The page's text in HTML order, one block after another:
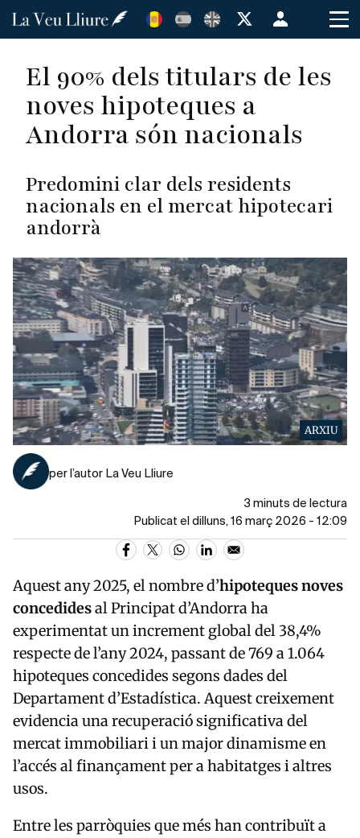
Vés
Menú
de
cuenta
de
El 90% dels titulars de les
noves hipoteques a
Andorra són nacionals
Predomini clar dels residents
nacionals en el mercat hipotecari
andorrà
ARXIU
per l’autor La Veu Lliure
3 minuts de lectura
Publicat el dilluns, 16 març 2026 - 12:09
Aquest any 2025, el nombre d’hipoteques noves
concedidesal Principat d’Andorra ha
experimentat un increment global del 38,4%
respecte de l’any 2024, passant de 769 a 1.064
hipoteques concedides segons dades del
Departament d’Estadística. Aquest creixement
evidencia una recuperació significativa del
mercat immobiliari i un major dinamisme en
l’accés al finançament per a habitatges i altres
usos.
Entre les parròquies que més han contribuït a